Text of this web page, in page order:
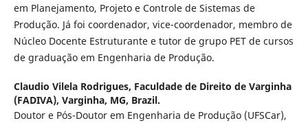
em Planejamento, Projeto e Controle de Sistemas de
Produção. Já foi coordenador, vice-coordenador, membro de
Núcleo Docente Estruturante e tutor de grupo PET de cursos
de graduação em Engenharia de Produção.
Claudio Vilela Rodrigues, Faculdade de Direito de Varginha
(FADIVA), Varginha, MG, Brazil.
Doutor e Pós-Doutor em Engenharia de Produção (UFSCar),